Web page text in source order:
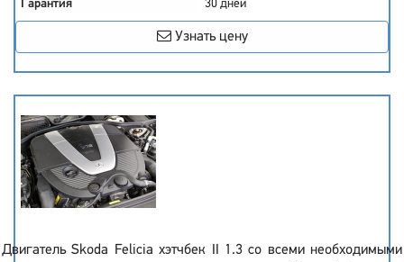
Гарантия
30 дней
Узнать цену
Двигатель Skoda Felicia хэтчбек II 1.3 со всеми необходимыми